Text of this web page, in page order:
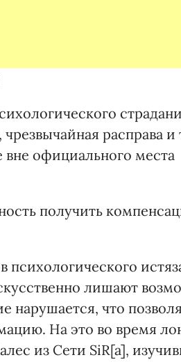
расправа и
официального места
получить
лишают
нарушается, что
На это во время
из Сети SiR[a],